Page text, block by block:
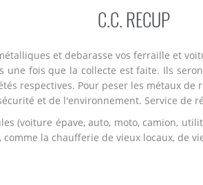
C.C. RECUP
et debarasse vos ferraille et
fois que la collecte est faite. Ils
respectives. Pour peser les métaux de
et de l'environnement. Service de
(voiture épave, auto, moto, camion,
la chaufferie de vieux locaux, de